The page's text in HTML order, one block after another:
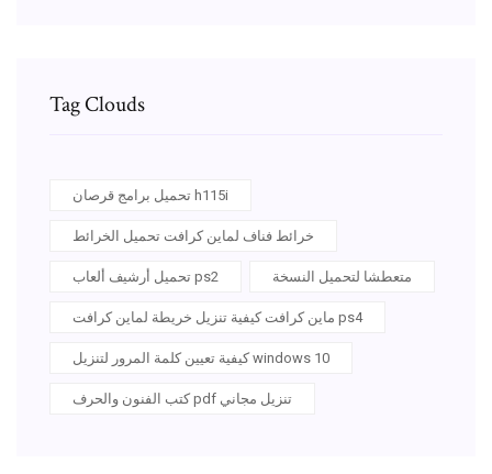
Tag Clouds
تحميل برامج قرصان h115i
خرائط فناف لماين كرافت تحميل الخرائط
تحميل أرشيف ألعاب ps2 متعطشا لتحميل النسخة
ماين كرافت كيفية تنزيل خريطة لماين كرافت ps4
كيفية تعيين كلمة المرور لتنزيل windows 10
كتب الفنون والحرف pdf تنزيل مجاني